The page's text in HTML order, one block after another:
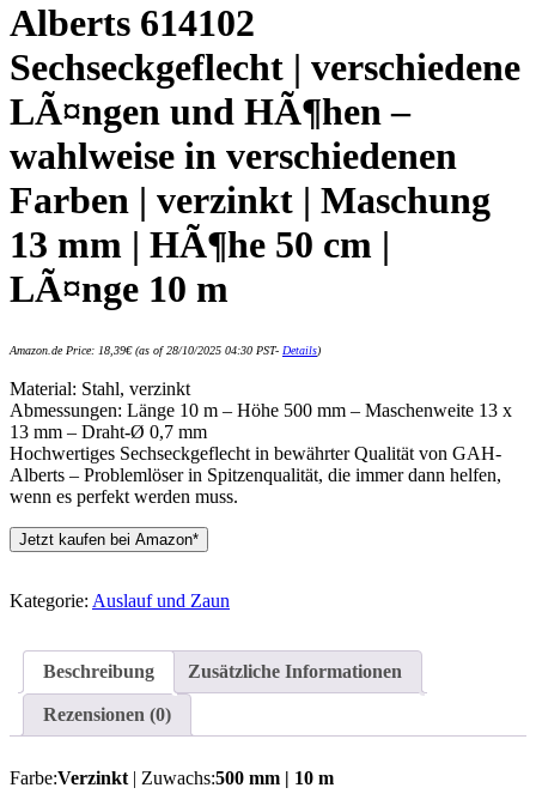
Alberts 614102
Sechseckgeflecht | verschiedene
LÃ¤ngen und HÃ¶hen –
wahlweise in verschiedenen
Farben | verzinkt | Maschung
13 mm | HÃ¶he 50 cm |
LÃ¤nge 10 m
Amazon.de Price: 18,39€(as of 28/10/2025 04:30 PST- Details)
Material: Stahl, verzinkt
Abmessungen: Länge 10 m – Höhe 500 mm – Maschenweite 13 x
13 mm – Draht-Ø 0,7 mm
Hochwertiges Sechseckgeflecht in bewährter Qualität von GAH-
Alberts – Problemlöser in Spitzenqualität, die immer dann helfen,
wenn es perfekt werden muss.
Jetzt kaufen bei Amazon*
Kategorie: Auslauf und Zaun
Beschreibung Zusätzliche Informationen
Rezensionen (0)
Farbe:Verzinkt | Zuwachs:500 mm | 10 m